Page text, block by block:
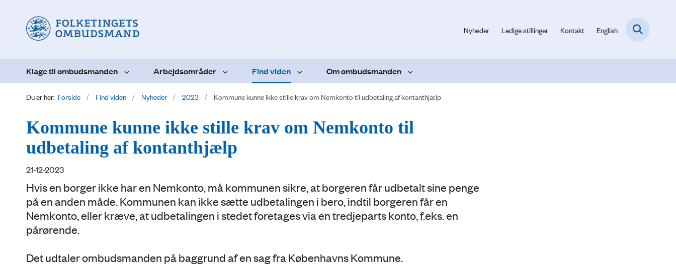
Nyheder Ledige stillinger Kontakt English
Klage til ombudsmanden Arbejdsområder Find viden Om ombudsmanden
Du er her: Forside Find viden Nyheder 2023 Kommune kunne ikke stille krav om Nemkonto til udbetaling af kontanthjælp
Kommune kunne ikke stille krav om Nemkonto til
udbetaling af kontanthjælp
21-12-2023
Hvis en borger ikke har en Nemkonto, må kommunen sikre, at borgeren får udbetalt sine penge
på en anden måde. Kommunen kan ikke sætte udbetalingen i bero, indtil borgeren får en
Nemkonto, eller kræve, at udbetalingen i stedet foretages via en tredjeparts konto, f.eks. en
pårørende.
Det udtaler ombudsmanden på baggrund af en sag fra Københavns Kommune.